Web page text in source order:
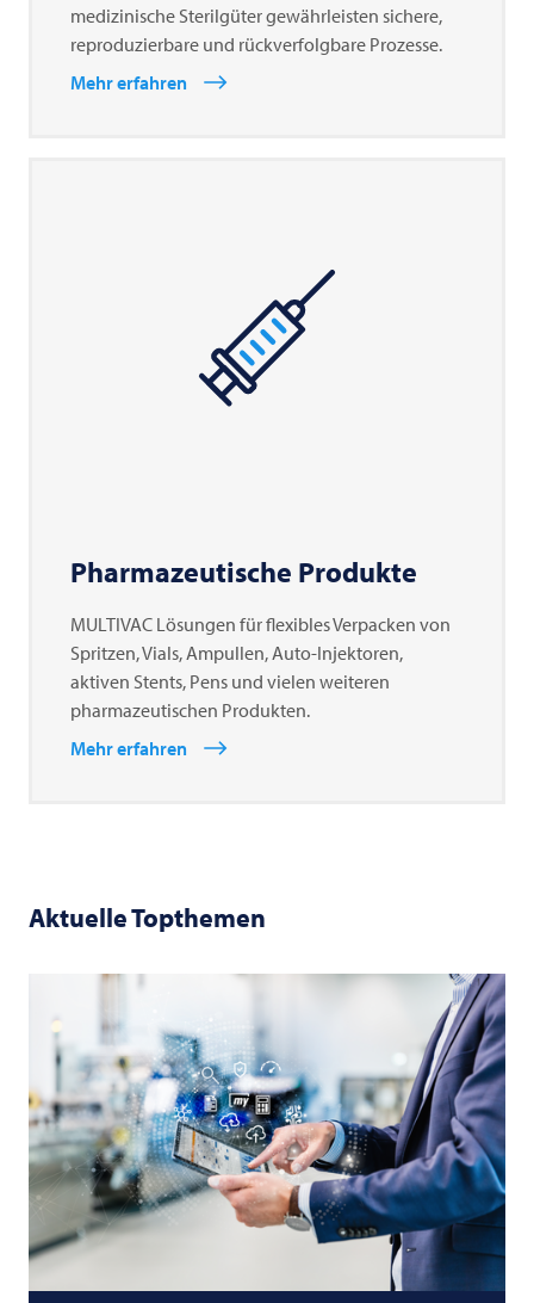
medizinische Sterilgüter gewährleisten sichere,
reproduzierbare und rückverfolgbare Prozesse.
Mehr erfahren
Pharmazeutische Produkte
MULTIVAC Lösungen für flexibles Verpacken von
Spritzen, Vials, Ampullen, Auto-Injektoren,
aktiven Stents, Pens und vielen weiteren
pharmazeutischen Produkten.
Mehr erfahren
Aktuelle Topthemen